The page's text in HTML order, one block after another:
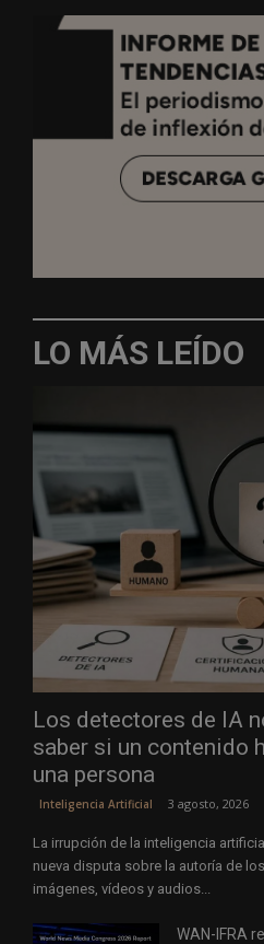
LO MÁS LEÍDO
Los detectores de IA
saber si un contenido
una persona
Inteligencia Artificial 3 agosto, 2026
La irrupción de la inteligencia
nueva disputa sobre la autoría de
imágenes, vídeos y audios...
WAN-IFRA